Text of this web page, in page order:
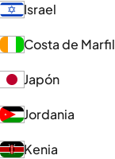
Israel
Costa de Marfil
Japón
Jordania
Kenia